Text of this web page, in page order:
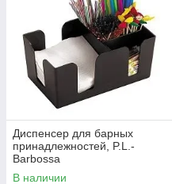
Диспенсер для барных
принадлежностей, P.L.-
Barbossa
В наличии